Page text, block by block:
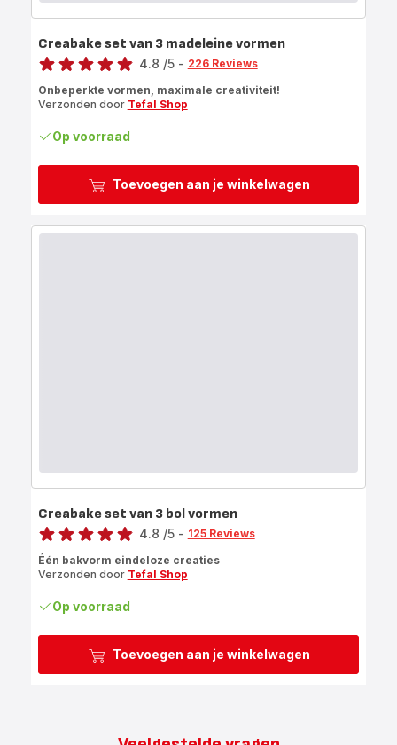
Toevoegen aan je winkelwagen
Creabake set van 3 madeleine vormen
Score
4.8 /5 - 226 Reviews
Onbeperkte vormen, maximale creativiteit!
Verzonden door Tefal Shop
Op voorraad
Toevoegen aan je winkelwagen
Creabake set van 3 bol vormen
Score
ratings.4.8
4.8 /5 - 125 Reviews
Één bakvorm eindeloze creaties
Verzonden door Tefal Shop
Op voorraad